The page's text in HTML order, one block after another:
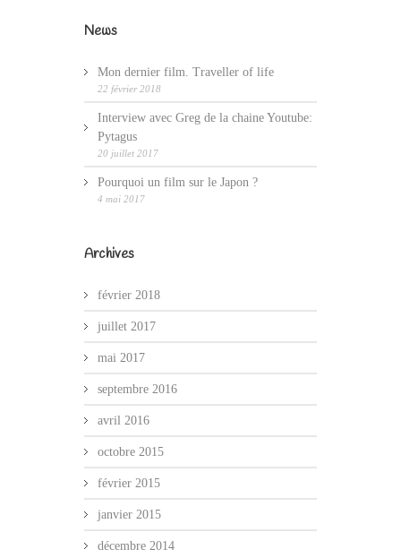
News
Mon dernier film. Traveller of life
22 février 2018
Interview avec Greg de la chaine Youtube:
Pytagus
20 juillet 2017
Pourquoi un film sur le Japon ?
4 mai 2017
Archives
février 2018
juillet 2017
mai 2017
septembre 2016
avril 2016
octobre 2015
février 2015
janvier 2015
décembre 2014